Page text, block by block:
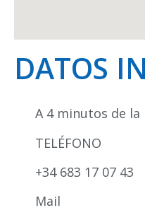
DATOS
A 4 minutos de
TELÉFONO
+34 683 17 07 43
Mail